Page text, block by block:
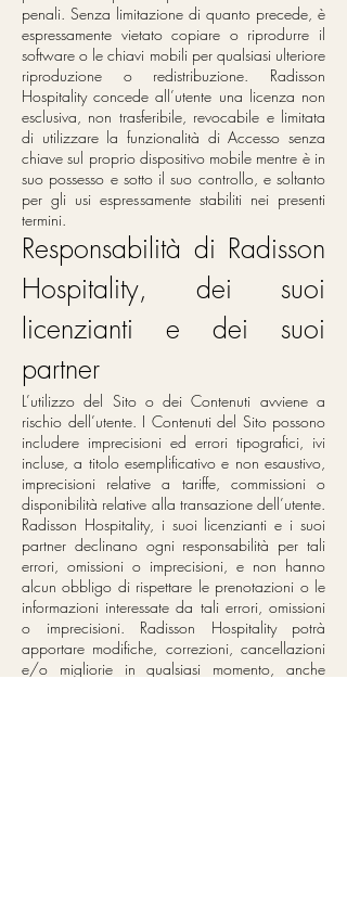
penali. Senza limitazione di quanto precede, è
espressamente vietato copiare o riprodurre il
software o le chiavi mobili per qualsiasi ulteriore
riproduzione o redistribuzione. Radisson
Hospitality concede all’utente una licenza non
esclusiva, non trasferibile, revocabile e limitata
di utilizzare la funzionalità di Accesso senza
chiave sul proprio dispositivo mobile mentre è in
suo possesso e sotto il suo controllo, e soltanto
per gli usi espressamente stabiliti nei presenti
termini.
Responsabilità di Radisson
Hospitality, dei suoi
licenzianti e dei suoi
partner
L’utilizzo del Sito o dei Contenuti avviene a
rischio dell’utente. I Contenuti del Sito possono
includere imprecisioni ed errori tipografici, ivi
incluse, a titolo esemplificativo e non esaustivo,
imprecisioni relative a tariffe, commissioni o
disponibilità relative alla transazione dell’utente.
Radisson Hospitality, i suoi licenzianti e i suoi
partner declinano ogni responsabilità per tali
errori, omissioni o imprecisioni, e non hanno
alcun obbligo di rispettare le prenotazioni o le
informazioni interessate da tali errori, omissioni
o imprecisioni. Radisson Hospitality potrà
apportare modifiche, correzioni, cancellazioni
e/o migliorie in qualsiasi momento, anche